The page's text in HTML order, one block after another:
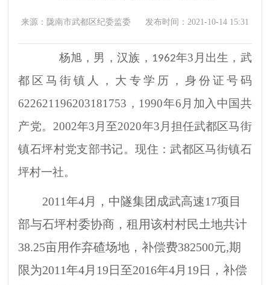
来源： 陇南市武都区纪委监委 发布时间： 2021-10-14 15:31
杨旭，男，汉族， 1962年3 月出生，武
都区马街镇人，大专学历，身份证号码
622621196203181753 ， 1990年6 月加入中国共
产党。 2002年3 月至2020年3 月担任武都区马街
镇石坪村党支部书记。现住：武都区马街镇石
坪村一社。
2011年4月，中隧集团成武高速17项目
部与石坪村委协商，租用该村村民土地共计
38.25亩用作弃碴场地，补偿费382500元,期
限为2011年4月19日至2016年4月19日，补偿